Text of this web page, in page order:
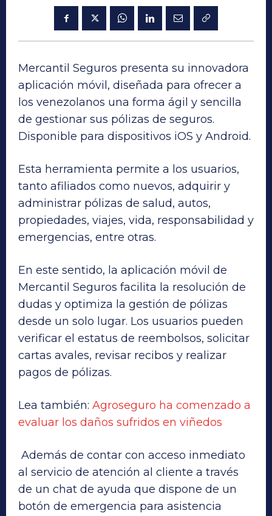
Mercantil Seguros presenta su innovadora
aplicación móvil, diseñada para ofrecer a
los venezolanos una forma ágil y sencilla
de gestionar sus pólizas de seguros.
Disponible para dispositivos iOS y Android.
Esta herramienta permite a los usuarios,
tanto afiliados como nuevos, adquirir y
administrar pólizas de salud, autos,
propiedades, viajes, vida, responsabilidad y
emergencias, entre otras.
En este sentido, la aplicación móvil de
Mercantil Seguros facilita la resolución de
dudas y optimiza la gestión de pólizas
desde un solo lugar. Los usuarios pueden
verificar el estatus de reembolsos, solicitar
cartas avales, revisar recibos y realizar
pagos de pólizas.
Lea también: Agroseguro ha comenzado a
evaluar los daños sufridos en viñedos
Además de contar con acceso inmediato
al servicio de atención al cliente a través
de un chat de ayuda que dispone de un
botón de emergencia para asistencia